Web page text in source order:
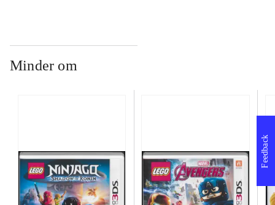
Minder om
Feedback